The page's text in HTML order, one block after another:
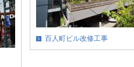
百人町ビル改修工事